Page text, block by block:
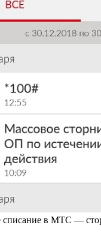
списание в МТС —